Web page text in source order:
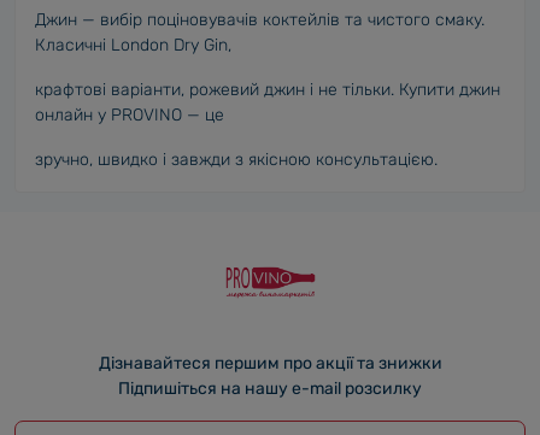
Джин — вибір поціновувачів коктейлів та чистого смаку.
Класичні London Dry Gin,
крафтові варіанти, рожевий джин і не тільки. Купити джин
онлайн у PROVINO — це
зручно, швидко і завжди з якісною консультацією.
Дізнавайтеся першим про акції та знижки
Підпишіться на нашу e-mail розсилку